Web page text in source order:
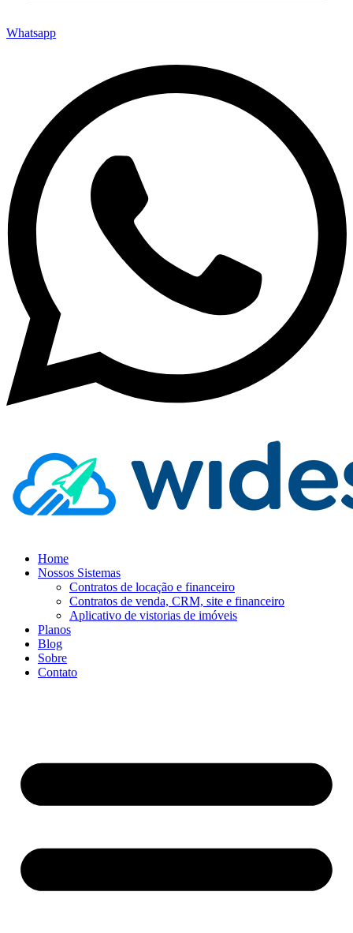
Whatsapp
Home
Nossos Sistemas
Contratos de locação e financeiro
Contratos de venda, CRM, site e financeiro
Aplicativo de vistorias de imóveis
Planos
Blog
Sobre
Contato